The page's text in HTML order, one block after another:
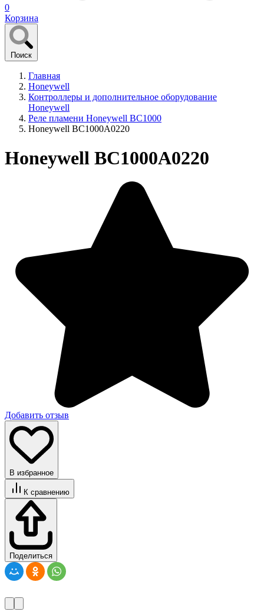
0
Корзина
Поиск
Главная
Honeywell
Контроллеры и дополнительное оборудование
Honeywell
Реле пламени Honeywell BC1000
Honeywell BC1000A0220
Honeywell BC1000A0220
Добавить отзыв
В избранное
К сравнению
Поделиться